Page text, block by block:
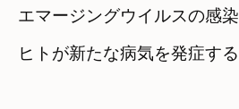
エマージングウイルスの感
ヒトが新たな病気を発症す